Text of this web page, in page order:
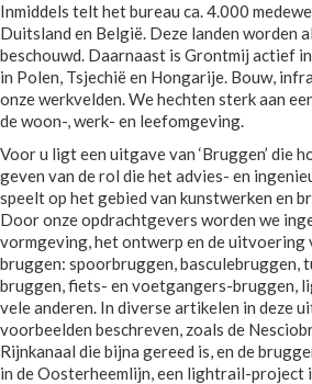
Inmiddels telt het bureau ca. 4.000
Duitsland en België. Deze landen worden
beschouwd. Daarnaast is Grontmij actief
in Polen, Tsjechië en Hongarije. Bouw,
onze werkvelden. We hechten sterk aan
de woon-, werk- en leefomgeving.
Voor u ligt een uitgave van ‘Bruggen’ die
geven van de rol die het advies- en
speelt op het gebied van kunstwerken en
Door onze opdrachtgevers worden we
vormgeving, het ontwerp en de uitvoering
bruggen: spoorbruggen, basculebruggen,
bruggen, fiets- en voetgangers-bruggen,
vele anderen. In diverse artikelen in deze
voorbeelden beschreven, zoals de
Rijnkanaal die bijna gereed is, en de
in de Oosterheemlijn, een lightrail-project